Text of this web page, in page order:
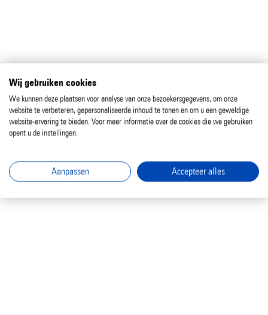
Wij gebruiken cookies
We kunnen deze plaatsen voor analyse van onze bezoekersgegevens, om onze
website te verbeteren, gepersonaliseerde inhoud te tonen en om u een geweldige
website-ervaring te bieden. Voor meer informatie over de cookies die we gebruiken
opent u de instellingen.
Aanpassen Accepteer alles